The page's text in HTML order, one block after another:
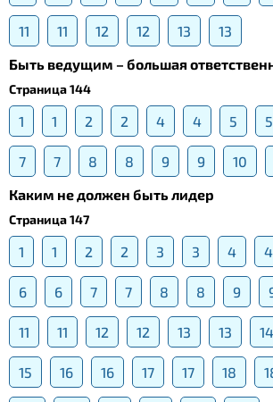
11 11 12 12 13
13
Быть ведущим – большая
Страница 144
1 1 2 2 4 4 5 5
7 7 8 8 9 9 10
Каким не должен быть лидер
Страница 147
1 1 2 2 3 3 4 4
6 6 7 7 8 8 9
11 11 12 12 13 13 14
15 16 16 17 17 18